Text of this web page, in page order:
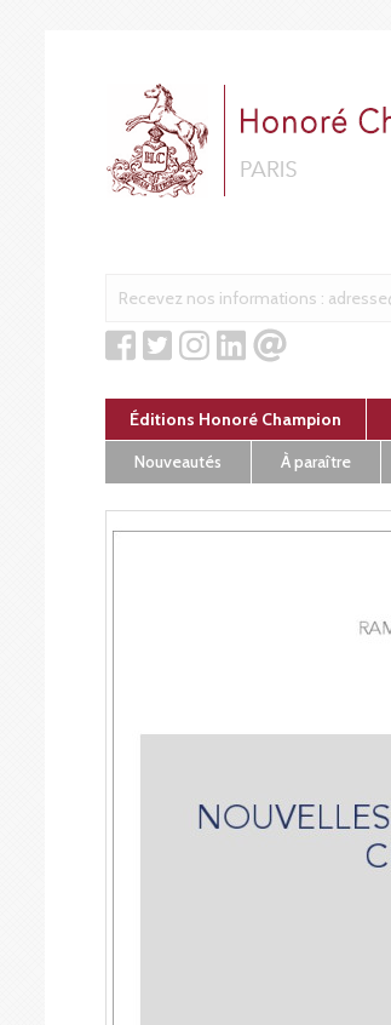
Éditions Honoré Champion
Nouveautés
À paraître